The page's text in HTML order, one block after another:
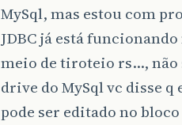
MySql, mas estou com
JDBC já está
meio de tiroteio rs…, não
drive do MySql vc disse
pode ser editado no